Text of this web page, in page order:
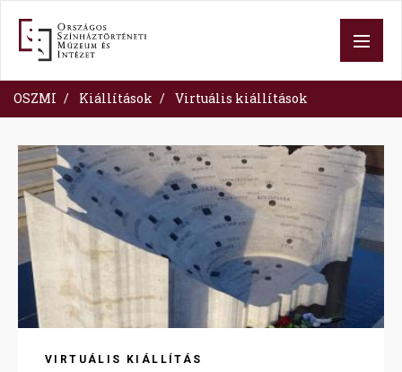
tartalomra
OSZMI Kiállítások Virtuális kiállítások
Image
VIRTUÁLIS KIÁLLÍTÁS